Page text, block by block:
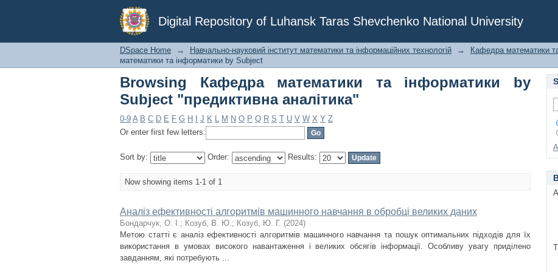
Digital Repository of Luhansk Taras Shevchenko National University
Browsing Кафедра математики та інформатики by
аналітика"
DSpace Home → Навчально-науковий інститут математики та інформаційних технологій → Кафедра математики
математики та інформатики by Subject
Browsing Кафедра математики та інформатики by
Subject "предиктивна аналітика"
0-9 A B C D E F G H J K L M N O P Q R S T U V W X Y Z
Or enter first few letters:
Sort by: Order: Results:
Now showing items 1-1 of 1
Аналіз ефективності алгоритмів машинного навчання в обробці великих даних
Бондарчук, О. І.; Козуб, В. Ю.; Козуб, Ю. Г. (2024)
Метою статті є аналіз ефективності алгоритмів машинного навчання та пошук оптимальних підходів для їх
використання в умовах високого навантаження і великих обсягів інформації. Особливу увагу приділено
завданням, які потребують ...